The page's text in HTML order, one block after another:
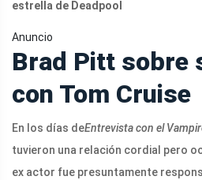
estrella de Deadpool
Anuncio
Brad Pitt sobre
con Tom Cruise
En los días deEntrevista con el
tuvieron una relación cordial pero
ex actor fue presuntamente